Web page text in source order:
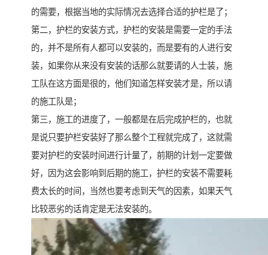
的需要，根据当地的实际情况去选择合适的护栏是了；
第二，护栏的安装方式，护栏的安装是需要一定的手法
的，并不是所有人都可以安装的，而是要有的人进行安
装，如果你从来没有安装的话那么就要请的人士装，施
工队在这方面是很的，他们知道怎样安装才是，所以请
的施工队是；
第三，施工的进度了，一般都是在后完成护栏的，也就
是说只要护栏安装好了那么整个工程就完成了，这就需
要对护栏的安装时间进行计量了，前期的计划一定要做
好，因为这会影响到后期的施工，护栏的安装不需要耗
费太长的时间，当然也要考虑到天气的因素，如果天气
比较恶劣的话肯定是无法安装的。